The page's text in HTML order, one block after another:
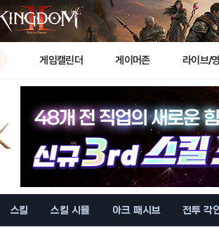
게임캘린더 게이머존 라이브/
스킬 스킬 시뮬 아크 패시브 전투 각